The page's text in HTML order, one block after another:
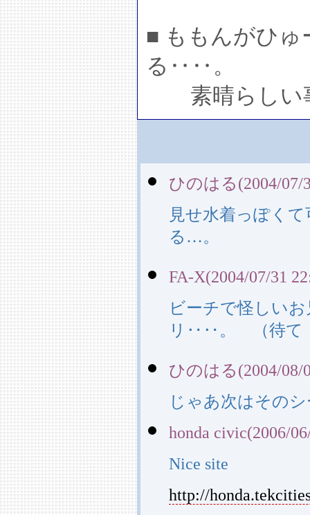
■ ももんがひゅ
る‥‥。
素晴らしい
ひのはる(2004/07/
見せ水着っぽく
る…。
FA-X(2004/07/31
ビーチで怪しい
リ‥‥。 （待て
ひのはる(2004/08/
じゃあ次はその
honda civic(2006/
Nice site
http://